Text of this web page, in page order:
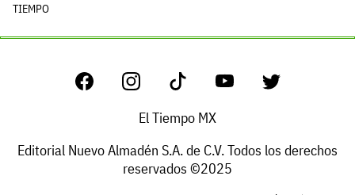
TIEMPO
El Tiempo MX
Editorial Nuevo Almadén S.A. de C.V. Todos los derechos
reservados ©2025